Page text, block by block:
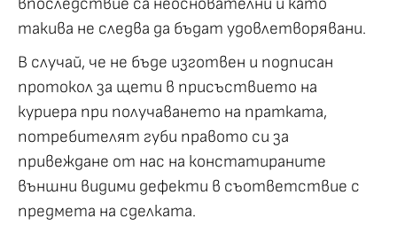
такива не следва да бъдат удовлетворявани.
В случай, че не бъде изготвен и подписан
протокол за щети в присъствието на
куриера при получаването на пратката,
потребителят губи правото си за
привеждане от нас на констатираните
външни видими дефекти в съответствие с
предмета на сделката.